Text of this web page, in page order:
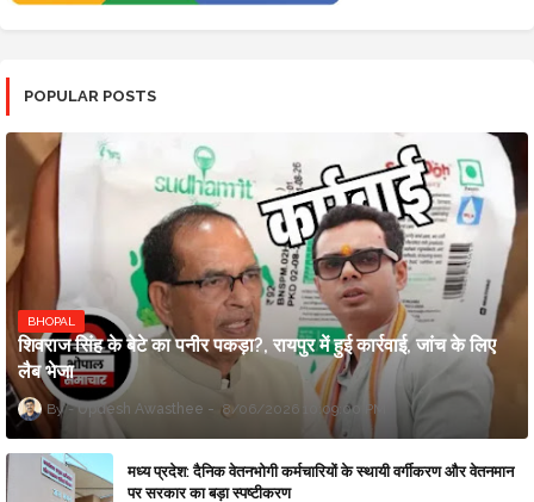
POPULAR POSTS
BHOPAL
शिवराज सिंह के बेटे का पनीर पकड़ा?, रायपुर में हुई कार्रवाई, जांच के लिए
लैब भेजा
Updesh Awasthee 8/06/2026 10:09:00 PM
मध्य प्रदेश: दैनिक वेतनभोगी कर्मचारियों के स्थायी वर्गीकरण और वेतनमान
पर सरकार का बड़ा स्पष्टीकरण